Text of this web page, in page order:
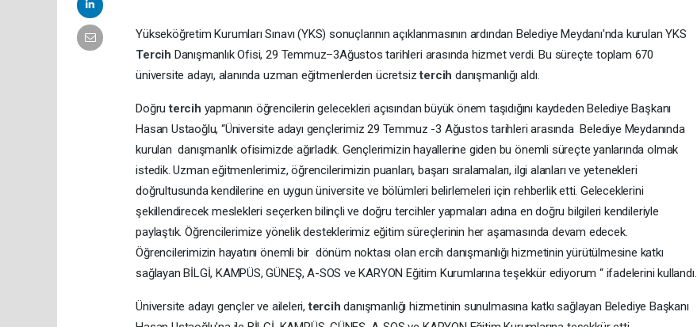
Yükseköğretim Kurumları Sınavı (YKS) sonuçlarının açıklanmasının ardından Belediye Meydanı'nda kurulan YKS
Tercih Danışmanlık Ofisi, 29 Temmuz–3Ağustos tarihleri arasında hizmet verdi. Bu süreçte toplam 670
üniversite adayı, alanında uzman eğitmenlerden ücretsiztercih danışmanlığı aldı.
Doğrutercih yapmanın öğrencilerin gelecekleri açısından büyük önem taşıdığını kaydeden Belediye Başkanı
Hasan Ustaoğlu, “Üniversite adayı gençlerimiz 29 Temmuz -3 Ağustos tarihleri arasında Belediye Meydanında
kurulan danışmanlık ofisimizde ağırladık. Gençlerimizin hayallerine giden bu önemli süreçte yanlarında olmak
istedik. Uzman eğitmenlerimiz, öğrencilerimizin puanları, başarı sıralamaları, ilgi alanları ve yetenekleri
doğrultusunda kendilerine en uygun üniversite ve bölümleri belirlemeleri için rehberlik etti. Geleceklerini
şekillendirecek meslekleri seçerken bilinçli ve doğru tercihler yapmaları adına en doğru bilgileri kendileriyle
paylaştık. Öğrencilerimize yönelik desteklerimiz eğitim süreçlerinin her aşamasında devam edecek.
Öğrencilerimizin hayatını önemli bir dönüm noktası olan ercih danışmanlığı hizmetinin yürütülmesine katkı
sağlayan BİLGİ, KAMPÜS, GÜNEŞ, A-SOS ve KARYON Eğitim Kurumlarına teşekkür ediyorum “ ifadelerini kullandı.
Üniversite adayı gençler ve aileleri,tercihdanışmanlığı hizmetinin sunulmasına katkı sağlayan Belediye Başkanı